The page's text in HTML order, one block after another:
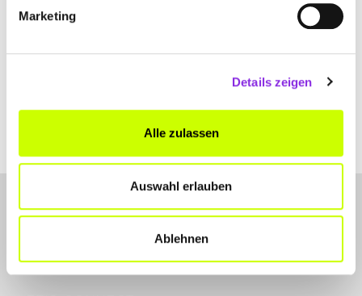
Marketing
Details zeigen
Alle zulassen
Auswahl erlauben
Ablehnen